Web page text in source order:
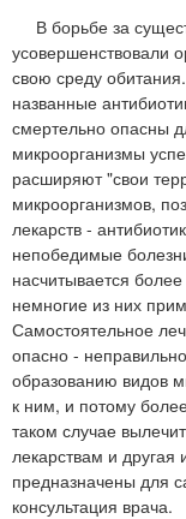
В борьбе за
усовершенствовали
свою среду
названные
смертельно опасны
микроорганизмы
расширяют "свои
микроорганизмов,
лекарств -
непобедимые
насчитывается
немногие из них
Самостоятельное
опасно -
образованию видов
к ним, и потому
таком случае
лекарствам и
предназначены для
консультация врача.